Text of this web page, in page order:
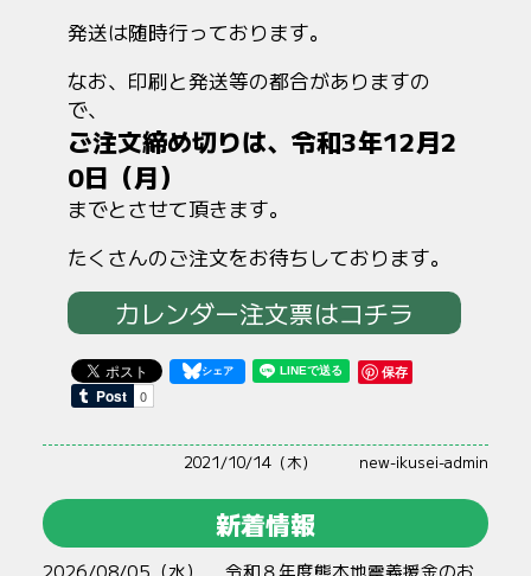
発送は随時行っております。
なお、印刷と発送等の都合がありますの
で、
ご注文締め切りは、令和3年12月2
0日（月）
までとさせて頂きます。
たくさんのご注文をお待ちしております。
カレンダー注文票はコチラ
保存
2021/10/14（木） new-ikusei-admin
新着情報
2026/08/05（水）
令和８年度熊本地震義援金のお